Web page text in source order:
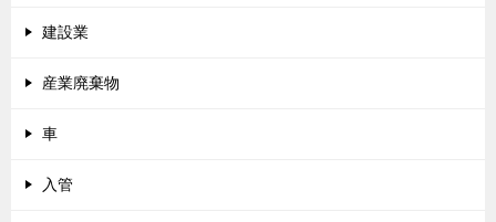
建設業
産業廃棄物
車
入管